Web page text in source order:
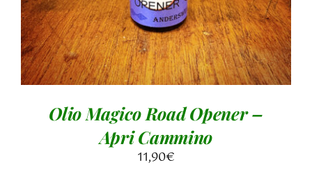
Olio Magico Road Opener –
Apri Cammino
11,90€